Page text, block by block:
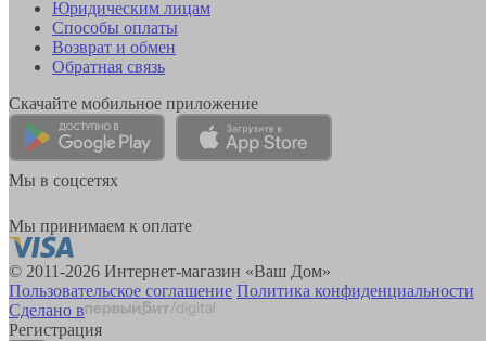
Юридическим лицам
Способы оплаты
Возврат и обмен
Обратная связь
Скачайте мобильное приложение
Мы в соцсетях
Мы принимаем к оплате
© 2011-2026 Интернет-магазин «Ваш Дом»
Пользовательское соглашение Политика конфиденциальности
Сделано в
Регистрация